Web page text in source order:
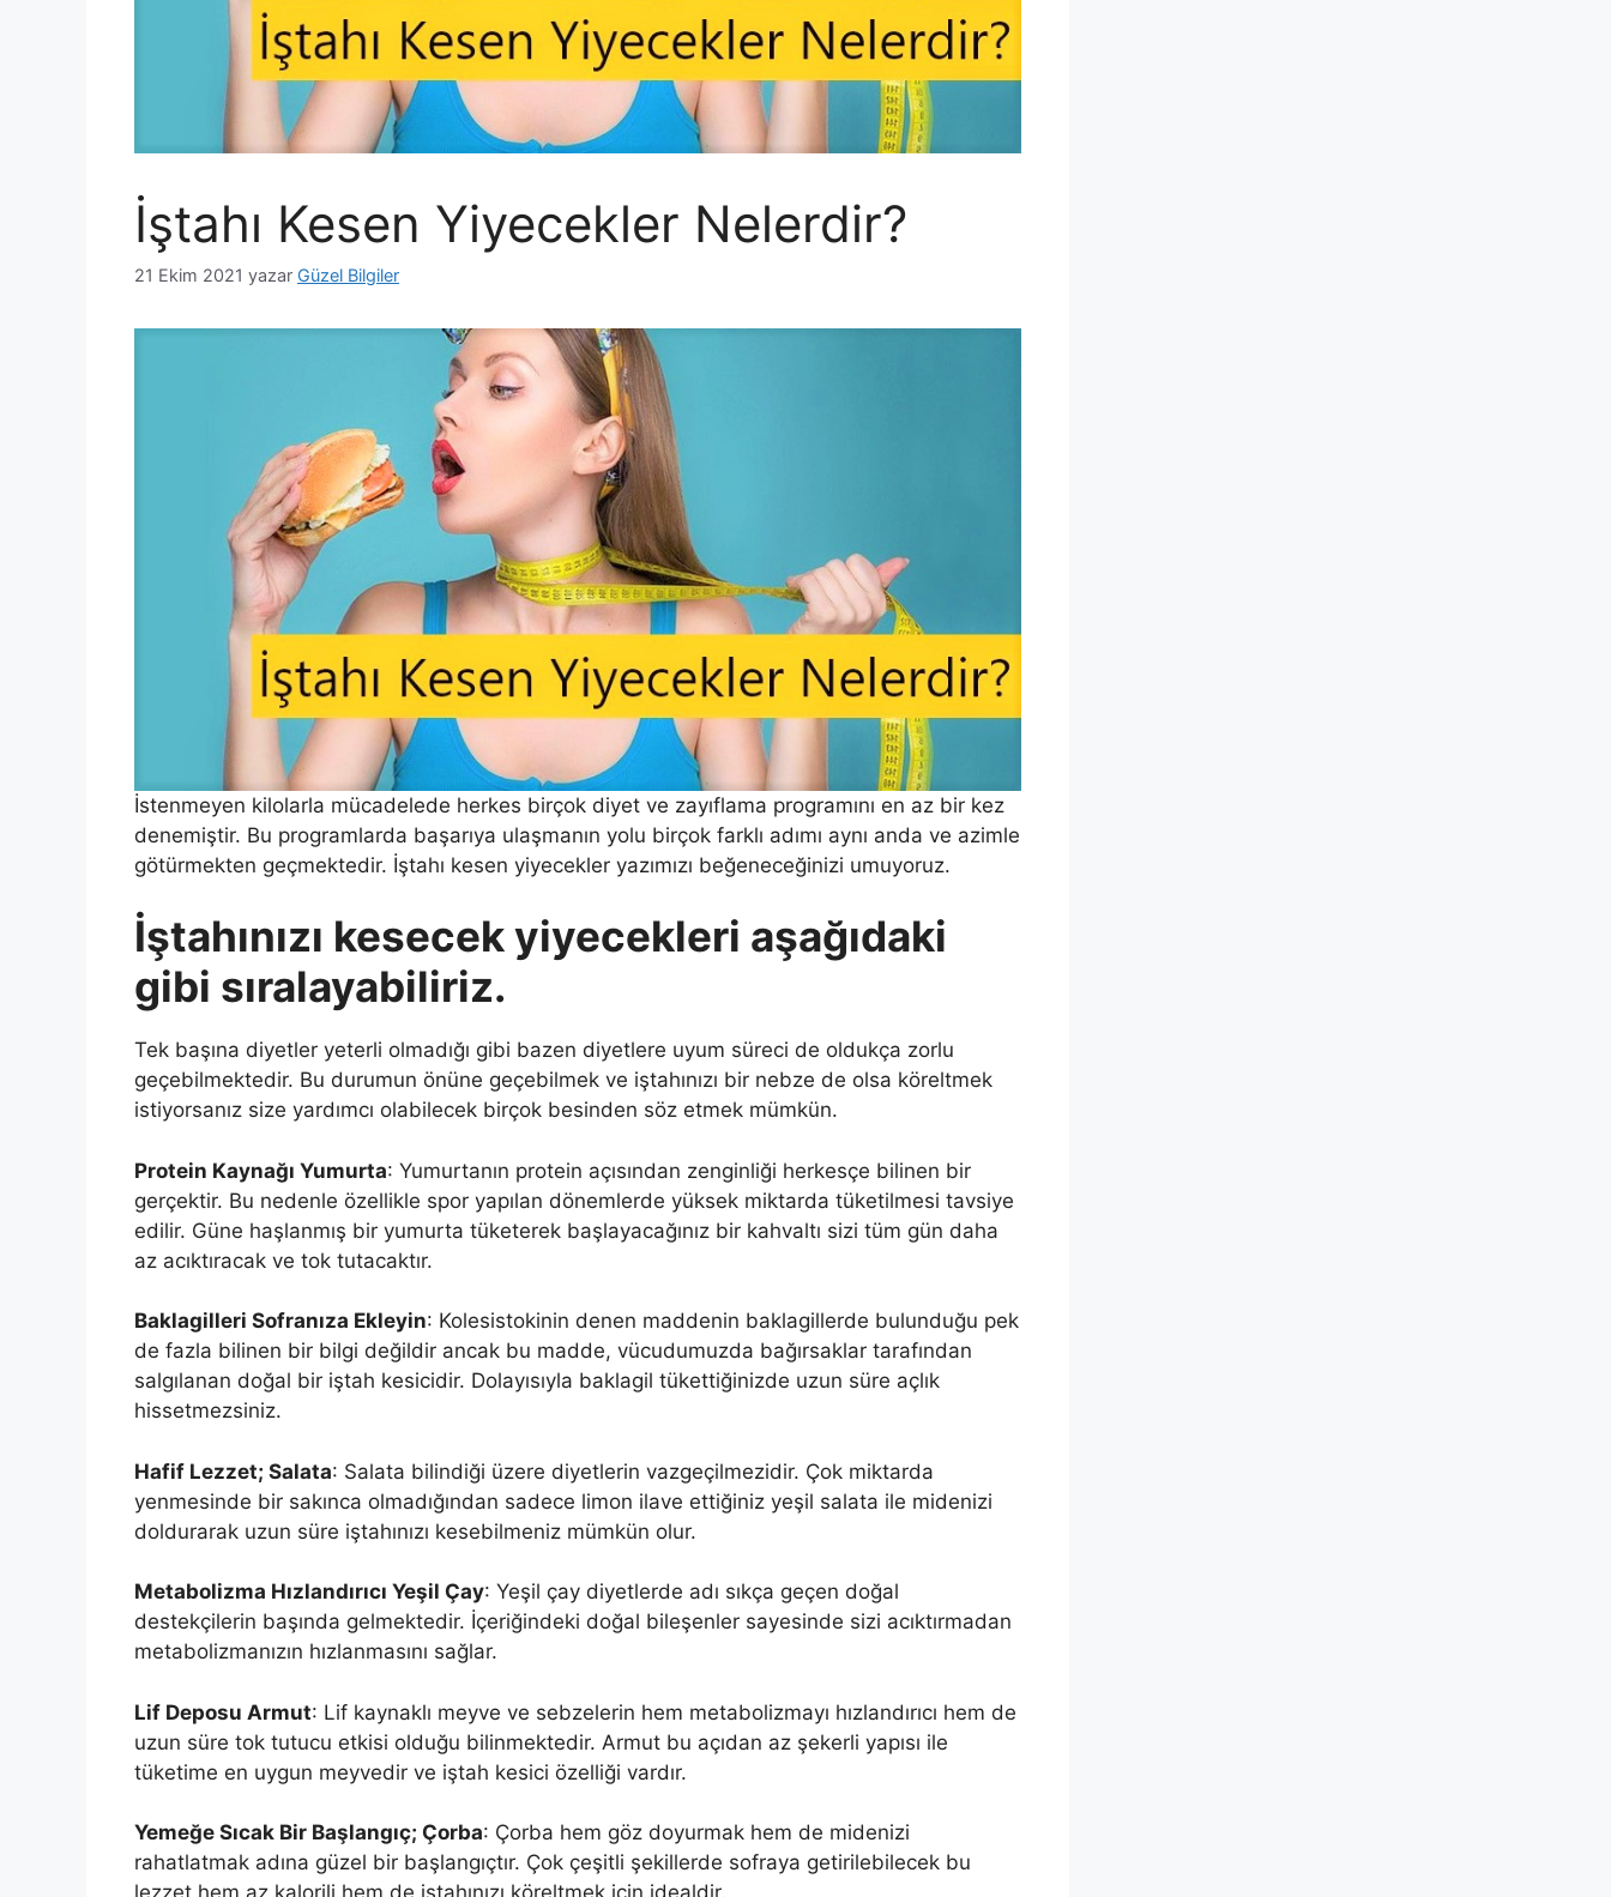
İştahı Kesen Yiyecekler Nelerdir?
21 Ekim 2021 yazar Güzel Bilgiler
İstenmeyen kilolarla mücadelede herkes birçok diyet ve zayıflama programını en az bir kez
denemiştir. Bu programlarda başarıya ulaşmanın yolu birçok farklı adımı aynı anda ve azimle
götürmekten geçmektedir. İştahı kesen yiyecekler yazımızı beğeneceğinizi umuyoruz.
İştahınızı kesecek yiyecekleri aşağıdaki
gibi sıralayabiliriz.
Tek başına diyetler yeterli olmadığı gibi bazen diyetlere uyum süreci de oldukça zorlu
geçebilmektedir. Bu durumun önüne geçebilmek ve iştahınızı bir nebze de olsa köreltmek
istiyorsanız size yardımcı olabilecek birçok besinden söz etmek mümkün.
Protein Kaynağı Yumurta: Yumurtanın protein açısından zenginliği herkesçe bilinen bir
gerçektir. Bu nedenle özellikle spor yapılan dönemlerde yüksek miktarda tüketilmesi tavsiye
edilir. Güne haşlanmış bir yumurta tüketerek başlayacağınız bir kahvaltı sizi tüm gün daha
az acıktıracak ve tok tutacaktır.
Baklagilleri Sofranıza Ekleyin: Kolesistokinin denen maddenin baklagillerde bulunduğu pek
de fazla bilinen bir bilgi değildir ancak bu madde, vücudumuzda bağırsaklar tarafından
salgılanan doğal bir iştah kesicidir. Dolayısıyla baklagil tükettiğinizde uzun süre açlık
hissetmezsiniz.
Hafif Lezzet; Salata: Salata bilindiği üzere diyetlerin vazgeçilmezidir. Çok miktarda
yenmesinde bir sakınca olmadığından sadece limon ilave ettiğiniz yeşil salata ile midenizi
doldurarak uzun süre iştahınızı kesebilmeniz mümkün olur.
Metabolizma Hızlandırıcı Yeşil Çay: Yeşil çay diyetlerde adı sıkça geçen doğal
destekçilerin başında gelmektedir. İçeriğindeki doğal bileşenler sayesinde sizi acıktırmadan
metabolizmanızın hızlanmasını sağlar.
Lif Deposu Armut: Lif kaynaklı meyve ve sebzelerin hem metabolizmayı hızlandırıcı hem de
uzun süre tok tutucu etkisi olduğu bilinmektedir. Armut bu açıdan az şekerli yapısı ile
tüketime en uygun meyvedir ve iştah kesici özelliği vardır.
Yemeğe Sıcak Bir Başlangıç; Çorba: Çorba hem göz doyurmak hem de midenizi
rahatlatmak adına güzel bir başlangıçtır. Çok çeşitli şekillerde sofraya getirilebilecek bu